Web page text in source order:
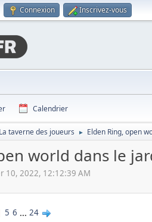
Connexion Inscrivez-vous
Calendrier
La taverne des joueurs ► Elden Ring, open
world dans le
10, 2022, 12:12:39 AM
5 6 ... 24